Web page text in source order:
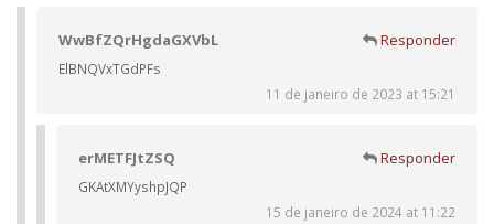
WwBfZQrHgdaGXVbL Responder
ElBNQVxTGdPFs
11 de janeiro de 2023 at 15:21
erMETFJtZSQ Responder
GKAtXMYyshpJQP
15 de janeiro de 2024 at 11:22